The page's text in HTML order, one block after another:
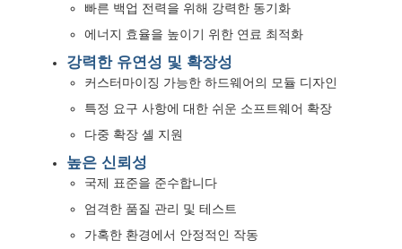
빠른 백업 전력을 위해 강력한 동기화
에너지 효율을 높이기 위한 연료 최적화
강력한 유연성 및 확장성
커스터마이징 가능한 하드웨어의 모듈 디자인
특정 요구 사항에 대한 쉬운 소프트웨어 확장
다중 확장 셸 지원
높은 신뢰성
국제 표준을 준수합니다
엄격한 품질 관리 및 테스트
가혹한 환경에서 안정적인 작동